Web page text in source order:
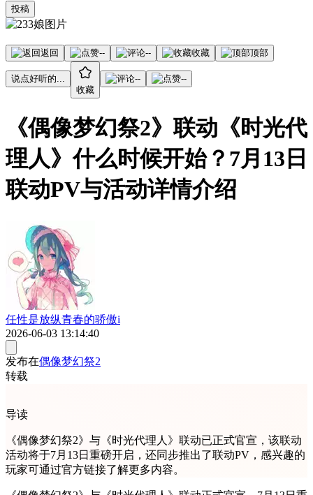
投稿
返回 -- -- 收藏 顶部
说点好听的...
收藏
-- --
《偶像梦幻祭2》联动《时光代
理人》什么时候开始？7月13日
联动PV与活动详情介绍
任性是放纵青春的骄傲i
2026-06-03 13:14:40
发布在偶像梦幻祭2
转载
导读
《偶像梦幻祭2》与《时光代理人》联动已正式官宣，该联动
活动将于7月13日重磅开启，还同步推出了联动PV，感兴趣的
玩家可通过官方链接了解更多内容。